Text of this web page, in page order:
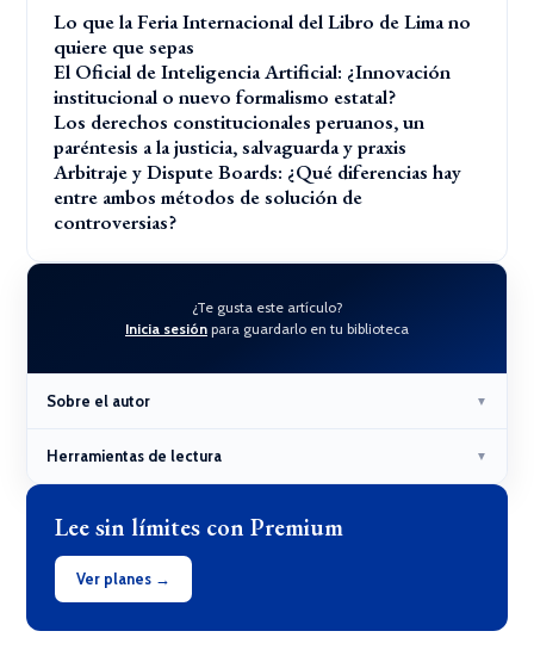
Lo que la Feria Internacional del Libro de Lima no
quiere que sepas
El Oficial de Inteligencia Artificial: ¿Innovación
institucional o nuevo formalismo estatal?
Los derechos constitucionales peruanos, un
paréntesis a la justicia, salvaguarda y praxis
Arbitraje y Dispute Boards: ¿Qué diferencias hay
entre ambos métodos de solución de
controversias?
¿Te gusta este artículo?
Inicia sesión para guardarlo en tu biblioteca
Sobre el autor ▼
Herramientas de lectura ▼
Lee sin límites con Premium
Ver planes →